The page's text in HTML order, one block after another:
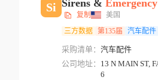
Si Sirens & Emergency
复制
美国
三方数据 第135届 汽车配件
采购清单： 汽车配件
公司地址： 13 N MAIN ST,
6